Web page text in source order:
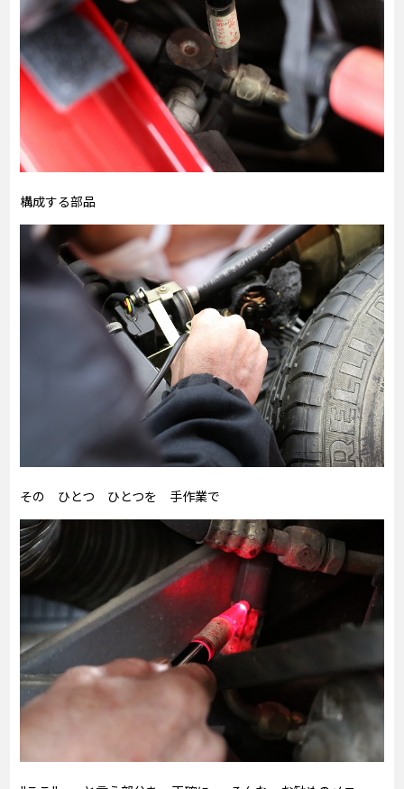
構成する部品
その ひとつ ひとつを 手作業で